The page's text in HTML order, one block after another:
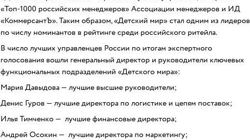
«Топ-1000 российских менеджеров» Ассоциации менеджеров и ИД
«КоммерсантЪ». Таким образом, «Детский мир» стал одним из лидеров
по числу номинантов в рейтинге среди российского ритейла.
В число лучших управленцев России по итогам экспертного
голосования вошли генеральный директор и руководители ключевых
функциональных подразделений «Детского мира»:
Мария Давыдова — лучшие высшие руководители;
Денис Гуров — лучшие директора по логистике и цепям поставок;
Илья Тимченко — лучшие финансовые директора;
Андрей Осокин — лучшие директора по маркетингу;